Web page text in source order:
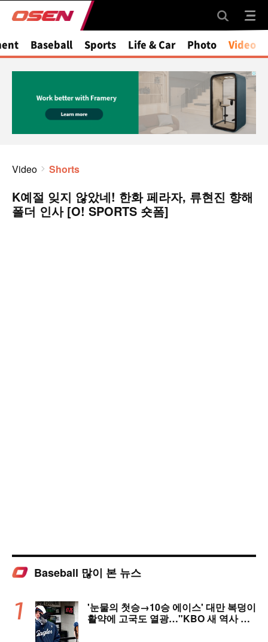
Baseball Sports Life & Car Photo Video
Video Shorts
K예절 잊지 않았네! 한화 페라자, 류현진 향해
폴더 인사 [O! SPORTS 숏폼]
Baseball 많이 본 뉴스
'눈물의 첫승→10승 에이스' 대만 복덩이
활약에 고국도 열광…"KBO 새 역사 썼